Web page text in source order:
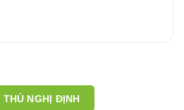
THỦ NGHỊ ĐỊNH